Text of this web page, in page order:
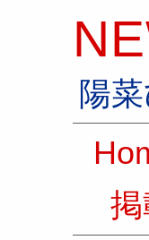
陽